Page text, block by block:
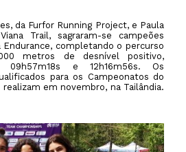
da Furfor Running Project, e Paula
Trail, sagraram-se campeões
Endurance, completando o percurso
metros de desnível positivo,
09h57m18s e 12h16m56s. Os
para os Campeonatos do
em novembro, na Tailândia.